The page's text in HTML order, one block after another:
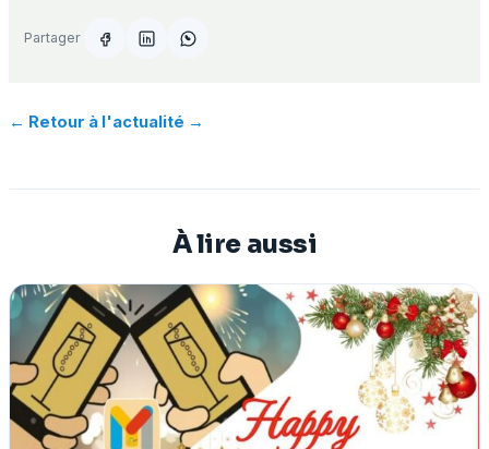
Partager
← Retour à l'actualité
À lire aussi